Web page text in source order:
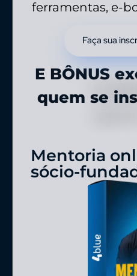
ferramentas, e-
Faça sua
E BÔNUS
quem se
Mentoria
sócio-